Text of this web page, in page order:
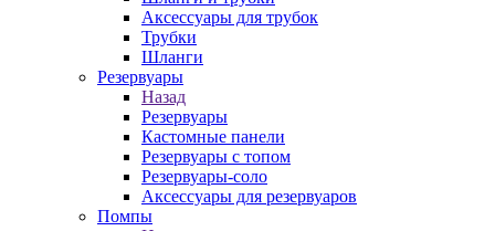
Аксессуары для трубок
Трубки
Шланги
Резервуары
Назад
Резервуары
Кастомные панели
Резервуары с топом
Резервуары-соло
Аксессуары для резервуаров
Помпы